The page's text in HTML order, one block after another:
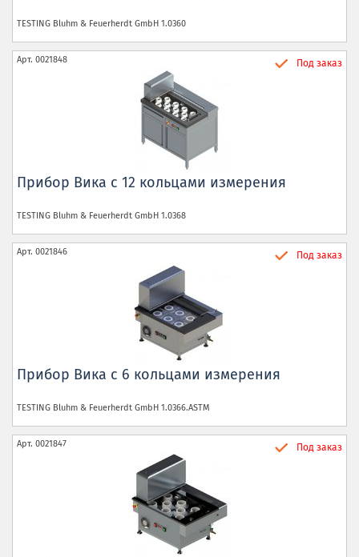
TESTING Bluhm & Feuerherdt GmbH 1.0360
Арт. 0021848 Под заказ
Прибор Вика с 12 кольцами измерения
TESTING Bluhm & Feuerherdt GmbH 1.0368
Арт. 0021846 Под заказ
Прибор Вика с 6 кольцами измерения
TESTING Bluhm & Feuerherdt GmbH 1.0366.ASTM
Арт. 0021847 Под заказ